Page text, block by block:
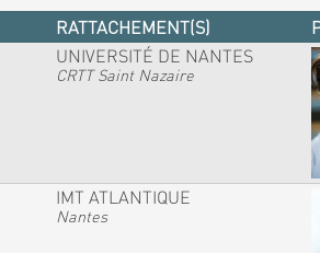
RATTACHEMENT(S)
UNIVERSITÉ DE NANTES
CRTT Saint Nazaire
IMT ATLANTIQUE
Nantes